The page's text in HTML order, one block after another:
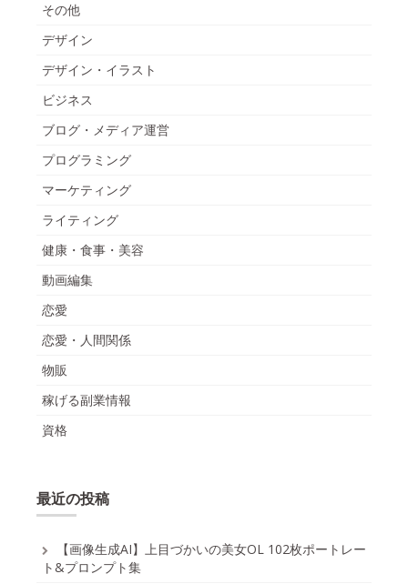
その他
デザイン
デザイン・イラスト
ビジネス
ブログ・メディア運営
プログラミング
マーケティング
ライティング
健康・食事・美容
動画編集
恋愛
恋愛・人間関係
物販
稼げる副業情報
資格
最近の投稿
【画像生成AI】上目づかいの美女OL 102枚ポートレー
ト&プロンプト集